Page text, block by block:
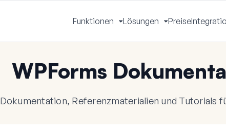
Funktionen
Menü
umschalten
Lösungen
Menü
umschalten
Preise
WPForms
Dokumentation, Referenzmaterialien und Tutorials